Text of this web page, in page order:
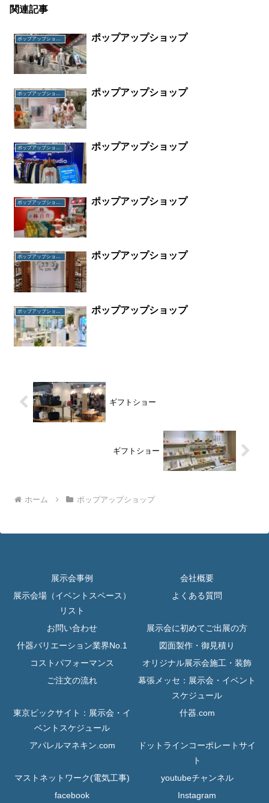
関連記事
ポップアップショップ ポップアップショップ
ポップアップショップ
ポップアップショップ ポップアップショップ
ポップアップショップ ポップアップショップ
ポップアップショップ ポップアップショップ
ポップアップショップ ポップアップショップ
ギフトショー
ギフトショー
ホーム ポップアップショップ
展示会事例
会社概要
展示会場（イベントスペース）
リスト
よくある質問
お問い合わせ
展示会に初めてご出展の方
什器バリエーション業界No.1
図面製作・御見積り
コストパフォーマンス
オリジナル展示会施工・装飾
ご注文の流れ
幕張メッセ：展示会・イベント
スケジュール
東京ビックサイト：展示会・イ
ベントスケジュール
什器.com
アパレルマネキン.com
ドットラインコーポレートサイ
ト
マストネットワーク(電気工事)
youtubeチャンネル
facebook
Instagram